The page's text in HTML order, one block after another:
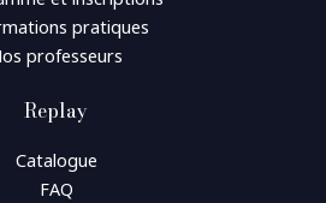
pratiques
professeurs
Replay
Catalogue
FAQ